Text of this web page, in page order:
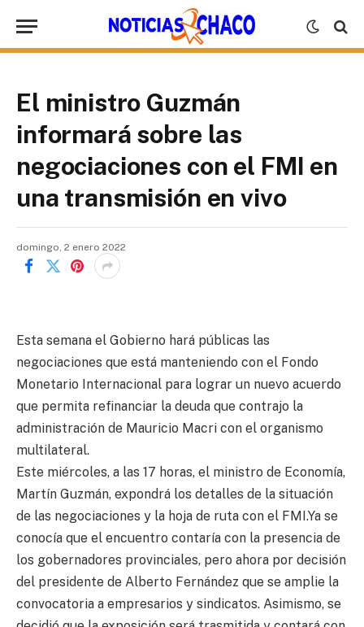
El ministro Guzmán
informará sobre las
negociaciones con el FMI en
una transmisión en vivo
domingo, 2 enero 2022
Esta semana el Gobierno hará públicas las
negociaciones que está manteniendo con el Fondo
Monetario Internacional para lograr un nuevo acuerdo
que permita refinanciar la deuda que contrajo la
administración de Mauricio Macri con el organismo
multilateral.
Este miércoles, a las 17 horas, el ministro de Economía,
Martín Guzmán, expondrá los detalles de la situación
de las negociaciones y la hoja de ruta con el FMI.Ya se
conocía que el encuentro contaría con la presencia de
los gobernadores provinciales, pero ahora por decisión
del presidente de Alberto Fernández que se amplie la
convocatoria a empresarios y sindicatos. Asimismo, se